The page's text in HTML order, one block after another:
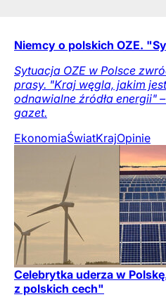
Niemcy o polskich OZE.
Sytuacja OZE w Polsce
prasy. "Kraj węgla, jakim
odnawialne źródła energii"
gazet.
EkonomiaŚwiatKrajOpinie
Celebrytka uderza w
z polskich cech"